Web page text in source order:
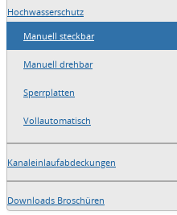
Hochwasserschutz
Manuell steckbar
Manuell drehbar
Sperrplatten
Vollautomatisch
Kanaleinlaufabdeckungen
Downloads Broschüren
Blobel
Telefon:
Telefax:
E-Mail: